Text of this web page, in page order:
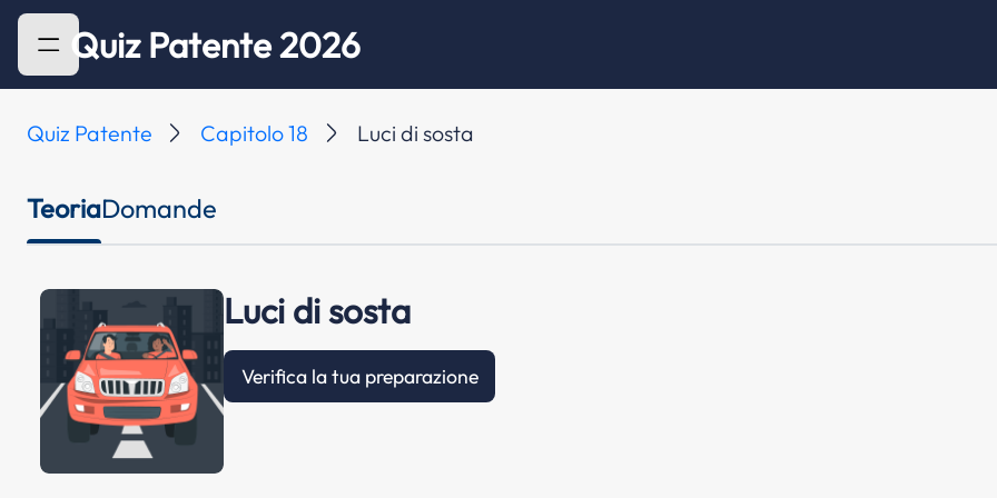
Quiz Patente 2026
Quiz Patente Capitolo 18 Luci di sosta
TeoriaDomande
Luci di sosta
Verifica la tua preparazione